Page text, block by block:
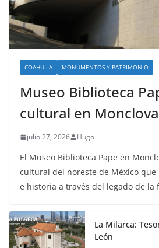
COAHUILA MONUMENTOS Y PATRIMONIO
Museo Biblioteca
cultural en Monclova
julio 27, 2026 Hugo
El Museo Biblioteca Pape en
cultural del noreste de México que
e historia a través del legado de la
La Milarca:
León